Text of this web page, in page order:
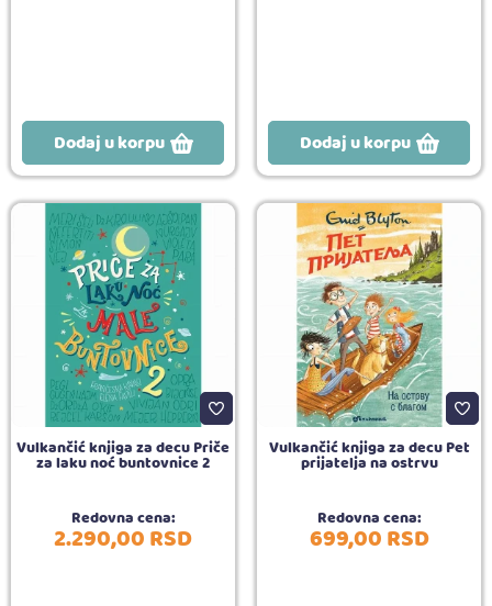
Dodaj u korpu Dodaj u korpu
Vulkančić knjiga za decu Priče
za laku noć buntovnice 2
Redovna cena:
2.290,00RSD
Vulkančić knjiga za decu Pet
prijatelja na ostrvu
Redovna cena:
699,00RSD